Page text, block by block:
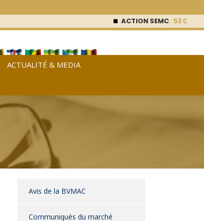
ACTION SEMC: 53 000
ACTUALITÉ & MEDIA
Avis de la BVMAC
Communiqués du marché